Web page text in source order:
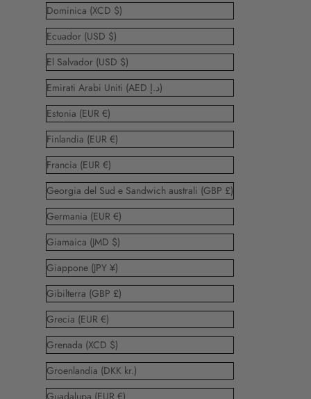
Dominica (XCD $)
Ecuador (USD $)
El Salvador (USD $)
Emirati Arabi Uniti (AED د.إ)
Estonia (EUR €)
Finlandia (EUR €)
Francia (EUR €)
Georgia del Sud e Sandwich australi (GBP £)
Germania (EUR €)
Giamaica (JMD $)
Giappone (JPY ¥)
Gibilterra (GBP £)
Grecia (EUR €)
Grenada (XCD $)
Groenlandia (DKK kr.)